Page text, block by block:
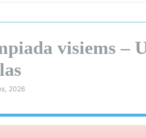
visiems –
2026